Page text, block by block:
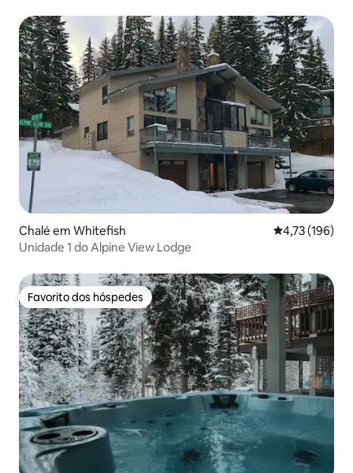
Chalé em Whitefish Classificação
4,73 (196)
Unidade 1 do Alpine View Lodge
Favorito dos hóspedes
Favorito dos hóspedes